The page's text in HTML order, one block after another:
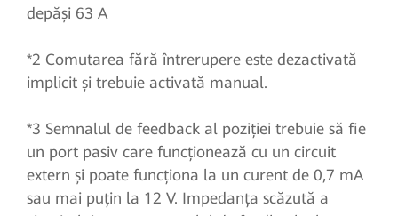
depăși 63 A
*2 Comutarea fără întrerupere este dezactivată
implicit și trebuie activată manual.
*3 Semnalul de feedback al poziției trebuie să fie
un port pasiv care funcționează cu un circuit
extern și poate funcționa la un curent de 0,7 mA
sau mai puțin la 12 V. Impedanța scăzută a